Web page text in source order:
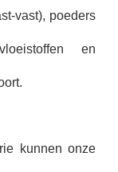
vast), poeders
en
kunnen onze